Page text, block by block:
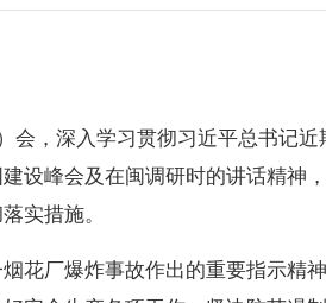
，深入学习贯彻习近平总书记近
设峰会及在闽调研时的讲话精神
实措施。
花厂爆炸事故作出的重要指示精